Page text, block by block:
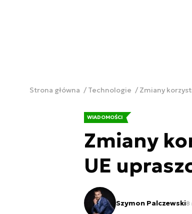
Strona główna Technologie Zmiany
WIADOMOŚCI
Zmiany
UE
Szymon Palczewski8